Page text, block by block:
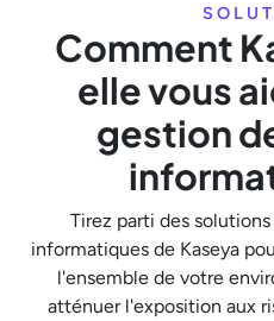
Comment
elle vous
gestion
Tirez parti des
informatiques de Kaseya
l'ensemble de votre
atténuer l'exposition aux